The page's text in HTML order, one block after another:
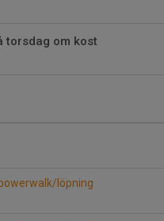
torsdag om kost
löpning